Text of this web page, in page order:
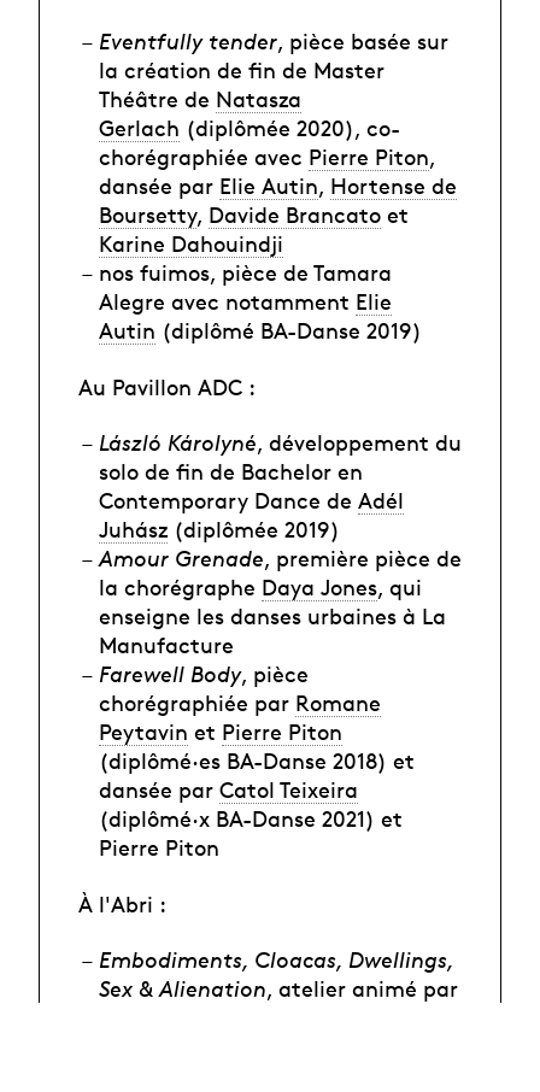
Eventfully tender, pièce basée sur
la création de fin de Master
Théâtre de Natasza
Gerlach (diplômée 2020), co-
chorégraphiée avec Pierre Piton,
dansée par Elie Autin, Hortense de
Boursetty, Davide Brancato et
Karine Dahouindji
nos fuimos, pièce de Tamara
Alegre avec notamment Elie
Autin (diplômé BA-Danse 2019)
Au Pavillon ADC :
László Károlyné, développement du
solo de fin de Bachelor en
Contemporary Dance de Adél
Juhász(diplômée 2019)
Amour Grenade, première pièce de
la chorégraphe Daya Jones, qui
enseigne les danses urbaines à La
Manufacture
Farewell Body, pièce
chorégraphiée par Romane
Peytavin et Pierre Piton
(diplômé·es BA-Danse 2018) et
dansée par Catol Teixeira
(diplômé·x BA-Danse 2021) et
Pierre Piton
À l'Abri :
Embodiments, Cloacas, Dwellings,
Sex & Alienation, atelier animé par